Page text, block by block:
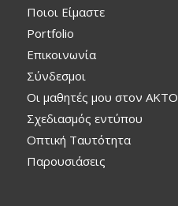
Ποιοι Είμαστε
Portfolio
Επικοινωνία
Σύνδεσμοι
Οι μαθητές μου στον ΑΚΤΟ
Σχεδιασμός εντύπου
Οπτική Ταυτότητα
Παρουσιάσεις